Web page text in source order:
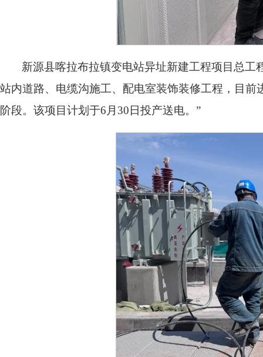
新源县喀拉布拉镇变电站异址新建工程项目总
站内道路、电缆沟施工、配电室装饰装修工程，目
阶段。该项目计划于6月30日投产送电。”